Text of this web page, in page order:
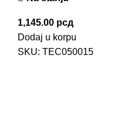
1,145.00 рсд
Dodaj u korpu
SKU: TEC050015